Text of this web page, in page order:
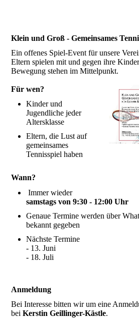
Klein und Groß - Gemeinsames
Ein offenes Spiel-Event für unsere
Eltern spielen mit und gegen ihre
Bewegung stehen im Mittelpunkt.
Für wen?
Kinder und
Jugendliche jeder
Altersklasse
Eltern, die Lust auf
gemeinsames
Tennisspiel haben
Wann?
Immer wieder
samstags von 9:30 - 12:00 Uhr
Genaue Termine werden über
bekannt gegeben
Nächste Termine
- 13. Juni
- 18. Juli
Anmeldung
Bei Interesse bitten wir um eine
beiKerstin Geillinger-Kästle.